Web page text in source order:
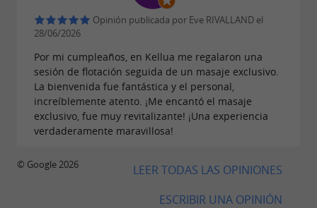
capacitados en salas de tratamiento privadas y
adquieratarjetas de regalopara disfrutar de
esta experiencia de bienestar.¡No lo dude más
Opinión publicada por Eve RIVALLAND el
28/06/2026
Por mi cumpleaños, en Kellua me regalaron una
sesión de flotación seguida de un masaje exclusivo.
La bienvenida fue fantástica y el personal,
increíblemente atento. ¡Me encantó el masaje
exclusivo, fue muy revitalizante! ¡Una experiencia
verdaderamente maravillosa!
LEER TODAS LAS OPINIONES
ESCRIBIR UNA OPINIÓN
© Google 2026